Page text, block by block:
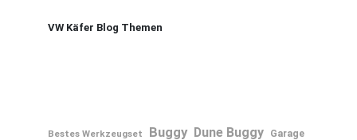
VW Käfer Blog Themen
Bestes Werkzeugset Buggy Dune Buggy
Garage